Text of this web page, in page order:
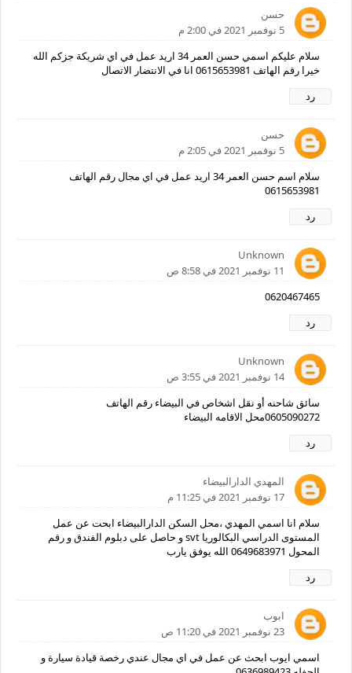
حسن
5 نوفمبر 2021 في 2:00 م
سلام عليكم اسمي حسن العمر 34 اريد عمل في اي شريكة جزكم الله
خيرا رقم الهاتف 0615653981 انا في الانتضار الاتصال
رد
حسن
5 نوفمبر 2021 في 2:05 م
سلام اسم حسن العمر 34 اريد عمل في اي مجال رقم الهاتف
0615653981
رد
Unknown
11 نوفمبر 2021 في 8:58 ص
0620467465
رد
Unknown
14 نوفمبر 2021 في 3:55 ص
سائق شاحنه أو نقل اشخاص في البيضاء رقم الهاتف
0605090272محل الاقامه البيضاء
رد
المهدي الدارالبيضاء
17 نوفمبر 2021 في 11:25 م
سلام انا اسمي المهدي ،محل السكن الدارالبيضاء ابحت عن عمل
المستوى الدراسي البكالوريا svt و حاصل على دبلوم الفندق و رقم
المحول 0649683971 الله يوفق يارب
رد
ابوب
23 نوفمبر 2021 في 11:20 ص
اسمي ايوب ابحث عن عمل في اي مجال عندي رخصة قيادة سيارة و